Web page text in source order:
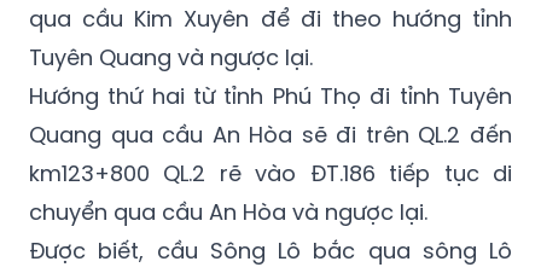
qua cầu Kim Xuyên để đi theo hướng tỉnh
Tuyên Quang và ngược lại.
Hướng thứ hai từ tỉnh Phú Thọ đi tỉnh Tuyên
Quang qua cầu An Hòa sẽ đi trên QL.2 đến
km123+800 QL.2 rẽ vào ĐT.186 tiếp tục di
chuyển qua cầu An Hòa và ngược lại.
Được biết, cầu Sông Lô bắc qua sông Lô